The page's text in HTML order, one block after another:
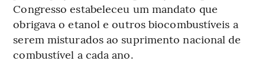
Congresso estabeleceu um mandato que
obrigava o etanol e outros biocombustíveis a
serem misturados ao suprimento nacional de
combustível a cada ano.